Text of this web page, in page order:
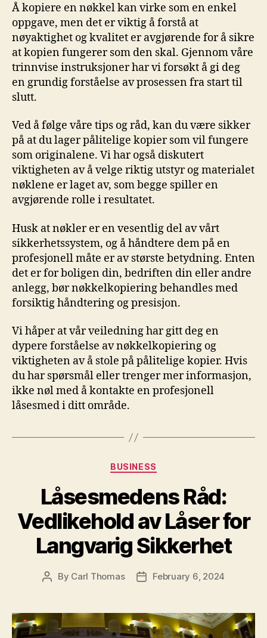
Å kopiere‍ en⁤ nøkkel kan virke som ​en enkel
oppgave, men ‌det⁣ er viktig⁤ å forstå at⁤
nøyaktighet og kvalitet er avgjørende ⁣for å sikre
at kopien fungerer som den skal. Gjennom våre
trinnvise instruksjoner⁤ har vi forsøkt å gi deg
en ‌grundig ‌forståelse av prosessen ‍fra start​ til
slutt.
Ved å følge våre tips og råd, kan du være sikker
på​ at du lager pålitelige kopier som vil fungere
som originalene. Vi ‌har også ‌diskutert⁣
viktigheten av å velge riktig utstyr og materialet
nøklene ​er laget av, som begge spiller en
avgjørende rolle i resultatet.
Husk at nøkler er​ en vesentlig del av vårt
sikkerhetssystem, og å håndtere dem på en
profesjonell måte er av største betydning. ⁤Enten
det er for⁣ boligen din, bedriften din eller andre
anlegg, bør nøkkelkopiering behandles med
forsiktig håndtering og presisjon.
Vi håper at vår​ veiledning har gitt deg ⁤en
dypere forståelse av nøkkelkopiering og
viktigheten av å stole på pålitelige‌ kopier. Hvis
du har spørsmål eller trenger mer informasjon,
ikke nøl⁤ med ‍å kontakte en profesjonell
låsesmed i ditt ⁢område.
Categories
BUSINESS
Låsesmedens Råd:
Vedlikehold av Låser for
Langvarig Sikkerhet
Post
By Carl Thomas
PostFebruary 6, 2024